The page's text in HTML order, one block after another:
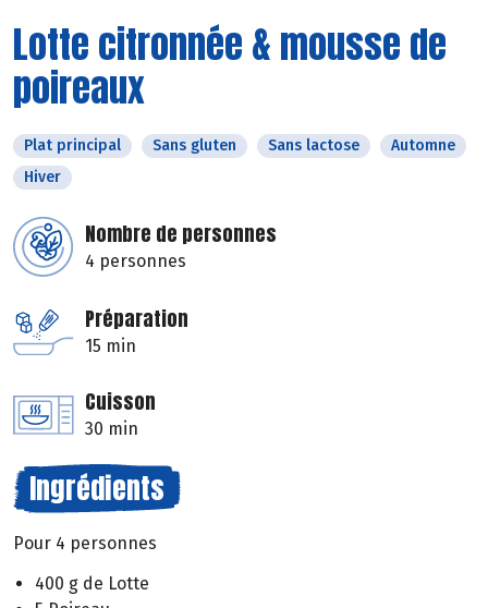
Lotte citronnée & mousse de
poireaux
Plat principal Sans gluten Sans lactose
Automne
Hiver
Nombre de personnes
4 personnes
Préparation
15 min
Cuisson
30 min
Ingrédients
Pour 4 personnes
400 g de Lotte